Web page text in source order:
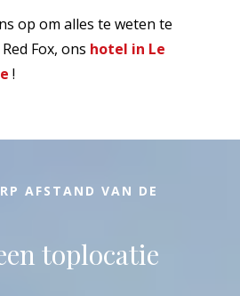
op om alles te weten te
Fox, ons hotel in Le
!
AFSTAND VAN DE
toplocatie